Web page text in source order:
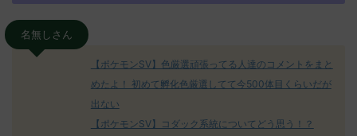
名無しさん
【ポケモンSV】色厳選頑張ってる人達のコメントをまと
めたよ！ 初めて孵化色厳選してて今500体目くらいだが
出ない
【ポケモンSV】コダック系統についてどう思う！？